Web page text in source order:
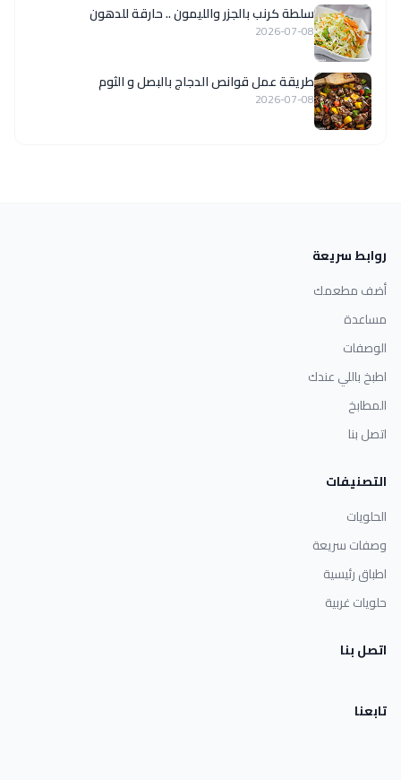
سلطة كرنب بالجزر والليمون .. حارقة للدهون
2026-07-08
طريقة عمل قوانص الدجاج بالبصل و الثوم
2026-07-08
روابط سريعة
أضف مطعمك
مساعدة
الوصفات
اطبخ باللي عندك
المطابخ
اتصل بنا
التصنيفات
الحلويات
وصفات سريعة
اطباق رئيسية
حلويات غربية
اتصل بنا
تابعنا